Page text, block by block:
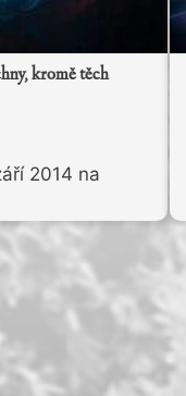
kromě těch
2014 na